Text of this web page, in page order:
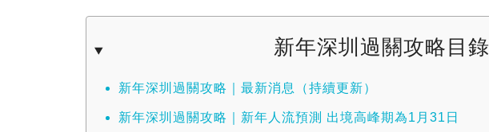
新年深圳過關攻略目錄
新年深圳過關攻略｜最新消息（持續更新）
新年深圳過關攻略｜新年人流預測 出境高峰期為1月31日